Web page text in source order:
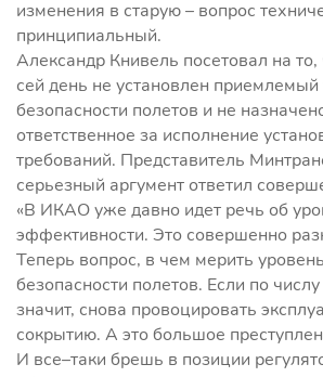
изменения в старую – вопрос
принципиальный.
Александр Книвель посетовал на то,
сей день не установлен приемлемый
безопасности полетов и не
ответственное за исполнение
требований. Представитель
серьезный аргумент ответил
«В ИКАО уже давно идет речь об
эффективности. Это совершенно
Теперь вопрос, в чем мерить
безопасности полетов. Если по
значит, снова провоцировать
сокрытию. А это большое
И все–таки брешь в позиции